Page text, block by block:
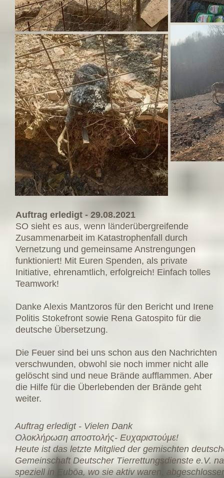
Auftrag erledigt - 29.08.2021
SO sieht es aus, wenn länderübergreifende
Zusammenarbeit im Katastrophenfall durch
Vernetzung und gemeinsame Anstrengungen
funktioniert! Mit Euren Spenden, als private
Initiative, ehrenamtlich, erfolgreich! Einfach tolles
Teamwork!
Danke Alexis Mantzoros für den Bericht und Irene
Politis Stokefront sowie Rena Gatospito für die
deutsche Übersetzung.
Die Feuer sind bei uns schon aus den Nachrichten
verschwunden, obwohl sie noch immer nicht alle
gelöscht sind und neue Brände aufflammen. Aber
die Hilfe für die Überlebenden der Brände geht
weiter.
Auftrag erledigt - Vielen Dank
Ολοκλήρωση αποστολής- Ευχαριστούμε!
Heute ist das letzte Mitglied der gemischten
Gemeinschaft Deutscher Tierrettungsdienste e.V.
speziell in Euböa, wo sie aktiv waren,